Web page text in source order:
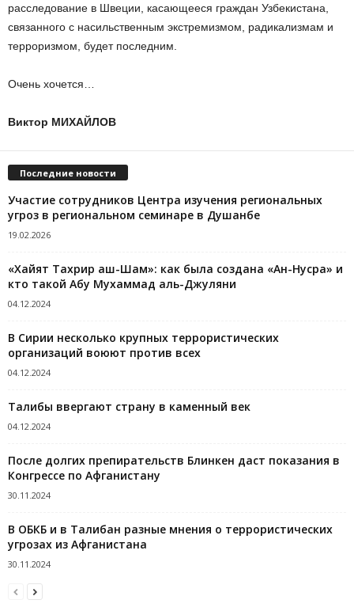
расследование в Швеции, касающееся граждан Узбекистана,
связанного с насильственным экстремизмом, радикализмам и
терроризмом, будет последним.
Очень хочется…
Виктор МИХАЙЛОВ
Последние новости
Участие сотрудников Центра изучения региональных
угроз в региональном семинаре в Душанбе
19.02.2026
«Хайят Тахрир аш-Шам»: как была создана «Ан-Нусра» и
кто такой Абу Мухаммад аль-Джуляни
04.12.2024
В Сирии несколько крупных террористических
организаций воюют против всех
04.12.2024
Талибы ввергают страну в каменный век
04.12.2024
После долгих препирательств Блинкен даст показания в
Конгрессе по Афганистану
30.11.2024
В ОБКБ и в Талибан разные мнения о террористических
угрозах из Афганистана
30.11.2024